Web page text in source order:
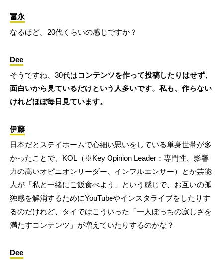
冨永
なるほど。20代くらいの感じですか？
Dee
そうですね、30代はコンテンツを作って投稿したりはせず、
面白いから見ているだけという人多いです。私も、作らない
けれどほぼ毎日見ています。
伊藤
日本だとステイホームで心細い思いをしている単身世帯が多
かったことで、KOL（※Key Opinion Leader：専門性、影響
力の高いオピニオンリーダー、インフルエンサー）とか芸能
人が「私と一緒にご飯食べよう」という感じで、お互いの孤
独感を解消するためにYouTubeやインスタライブをしたりす
るのだけれど、タイではこういった「一人ぼっちの寂しさを
満たすコンテンツ」が増えていたりするのかな？
Dee